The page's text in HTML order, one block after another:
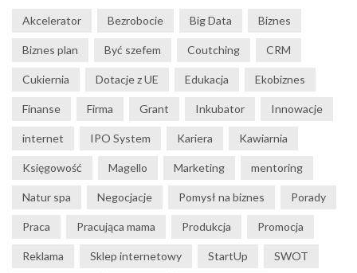
Akcelerator Bezrobocie Big Data Biznes
Biznes plan Być szefem Coutching CRM
Cukiernia Dotacje z UE Edukacja Ekobiznes
Finanse Firma Grant Inkubator Innowacje
internet IPO System Kariera Kawiarnia
Księgowość Magello Marketing mentoring
Natur spa Negocjacje Pomysł na biznes Porady
Praca Pracująca mama Produkcja Promocja
Reklama Sklep internetowy StartUp SWOT